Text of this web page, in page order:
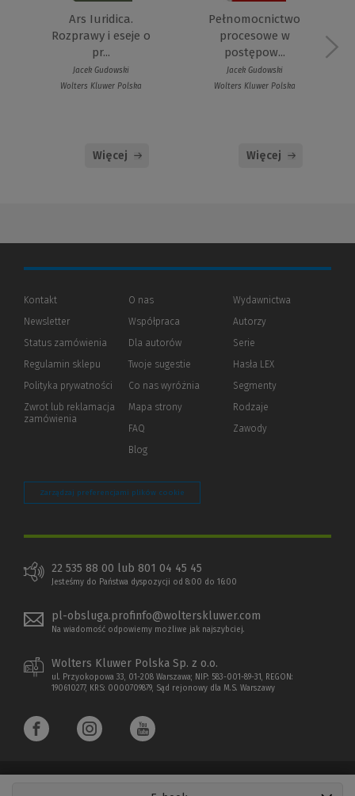
Ars Iuridica.
Rozprawy i eseje o
pr...
Jacek Gudowski
Wolters Kluwer Polska
Więcej
Pełnomocnictwo
procesowe w
postępow...
Jacek Gudowski
Wolters Kluwer Polska
Więcej
Kontakt
Newsletter
Status zamówienia
Regulamin sklepu
Polityka prywatności (Nowe
(Link
innej
Zwrot lub reklamacja
zamówienia
O nas
Współpraca
Dla autorów(Nowe
(Link
innej
strony)
Twoje sugestie
Co nas wyróżnia
Mapa strony
FAQ
Blog
Wydawnictwa
Autorzy
Serie
Hasła LEX
Segmenty
Rodzaje
Zawody
Zarządzaj preferencjami plików cookie
22 535 88 00 lub 801 04 45 45
Jesteśmy do Państwa dyspozycji od 8:00 do 16:00
pl-obsluga.profinfo@wolterskluwer.com
Na wiadomość odpowiemy możliwe jak najszybciej.
Wolters Kluwer Polska Sp. z o.o.
ul. Przyokopowa 33, 01-208 Warszawa; NIP: 583-001-89-31, REGON:
190610277, KRS: 0000709879, Sąd rejonowy dla M.S. Warszawy